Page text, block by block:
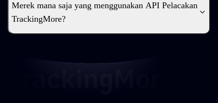
Merek mana saja yang menggunakan API Pelacakan
TrackingMore?